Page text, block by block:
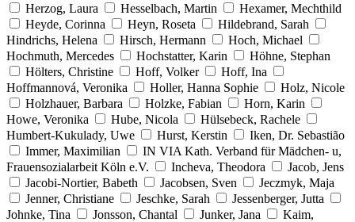
Herzog, Laura
Hesselbach, Martin
Hexamer, Mechthild
Heyde, Corinna
Heyn, Roseta
Hildebrand, Sarah
Hindrichs, Helena
Hirsch, Hermann
Hoch, Michael
Hochmuth, Mercedes
Hochstatter, Karin
Höhne, Stephan
Hölters, Christine
Hoff, Volker
Hoff, Ina
Hoffmannová, Veronika
Holler, Hanna Sophie
Holz, Nicole
Holzhauer, Barbara
Holzke, Fabian
Horn, Karin
Howe, Veronika
Hube, Nicola
Hülsebeck, Rachele
Humbert-Kukulady, Uwe
Hurst, Kerstin
Iken, Dr. Sebastião
Immer, Maximilian
IN VIA Kath. Verband für Mädchen- u,
Frauensozialarbeit Köln e.V.
Incheva, Theodora
Jacob, Jens
Jacobi-Nortier, Babeth
Jacobsen, Sven
Jeczmyk, Maja
Jenner, Christiane
Jeschke, Sarah
Jessenberger, Jutta
Johnke, Tina
Jonsson, Chantal Junker, Jana
Kaim,